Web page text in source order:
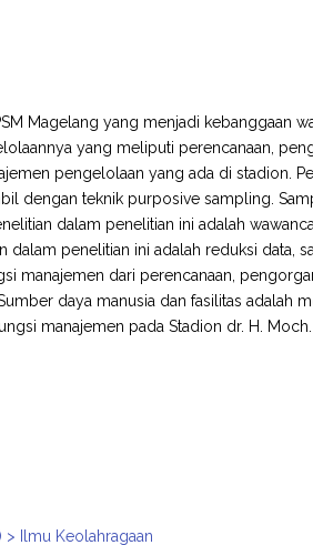
Magelang yang menjadi kebanggaan
yang meliputi perencanaan,
pengelolaan yang ada di stadion.
dengan teknik purposive sampling.
dalam penelitian ini adalah
penelitian ini adalah reduksi data,
manajemen dari perencanaan,
daya manusia dan fasilitas adalah
manajemen pada Stadion dr. H.
> Ilmu Keolahragaan